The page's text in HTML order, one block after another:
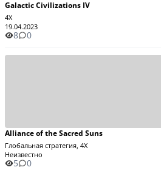
Galactic Civilizations IV
4X
19.04.2023
8 0
Alliance of the Sacred Suns
Глобальная стратегия, 4X
Неизвестно
5 0